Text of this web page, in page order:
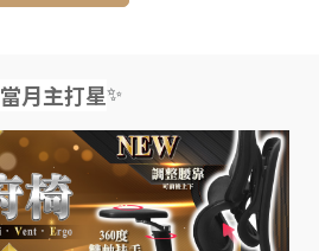
當月主打星✨